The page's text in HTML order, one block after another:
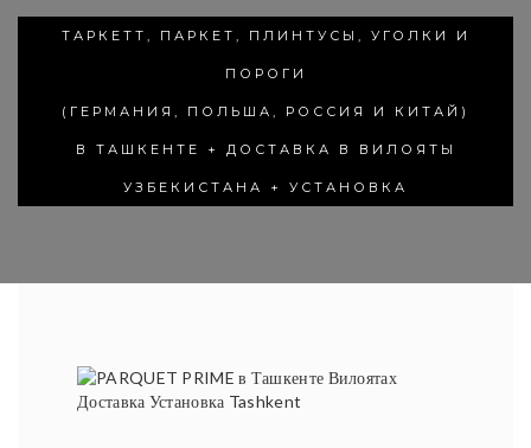
ТАРКЕТТ, ПАРКЕТ, ПЛИНТУСЫ, УГОЛКИ И
ПОРОГИ
(ГЕРМАНИЯ, ПОЛЬША, РОССИЯ И КИТАЙ)
В ТАШКЕНТЕ + ДОСТАВКА В ВИЛОЯТЫ
УЗБЕКИСТАНА + УСТАНОВКА